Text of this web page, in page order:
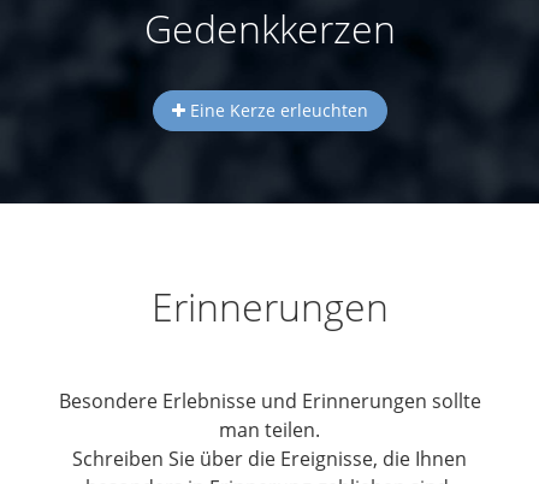
Gedenkkerzen
Eine Kerze erleuchten
Erinnerungen
Besondere Erlebnisse und Erinnerungen sollte
man teilen.
Schreiben Sie über die Ereignisse, die Ihnen